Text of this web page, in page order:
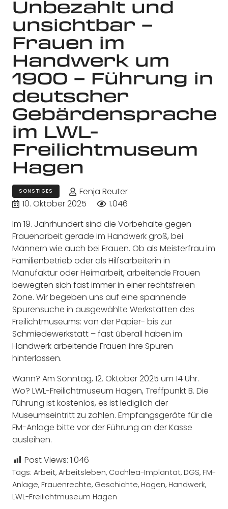
Unbezahlt und
unsichtbar –
Frauen im
Handwerk um
1900 – Führung in
deutscher
Gebärdensprache
im LWL-
Freilichtmuseum
Hagen
SONSTIGES
Fenja Reuter
10. Oktober 2025
1.046
Im 19. Jahrhundert sind die Vorbehalte gegen
Frauenarbeit gerade im Handwerk groß, bei
Männern wie auch bei Frauen. Ob als Meisterfrau im
Familienbetrieb oder als Hilfsarbeiterin in
Manufaktur oder Heimarbeit, arbeitende Frauen
bewegten sich fast immer in einer rechtsfreien
Zone. Wir begeben uns auf eine spannende
Spurensuche in ausgewählte Werkstätten des
Freilichtmuseums: von der Papier- bis zur
Schmiedewerkstatt – fast überall haben im
Handwerk arbeitende Frauen ihre Spuren
hinterlassen.
Wann? Am Sonntag, 12. Oktober 2025 um 14 Uhr.
Wo? LWL-Freilichtmuseum Hagen, Treffpunkt B. Die
Führung ist kostenlos, es ist lediglich der
Museumseintritt zu zahlen. Empfangsgeräte für die
FM-Anlage bitte vor der Führung an der Kasse
ausleihen.
Post Views: 1.046
Tags: Arbeit, Arbeitsleben, Cochlea-Implantat, DGS, FM-
Anlage, Frauenrechte, Geschichte, Hagen, Handwerk,
LWL-Freilichtmuseum Hagen